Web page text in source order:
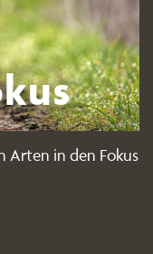
Arten in den Fokus